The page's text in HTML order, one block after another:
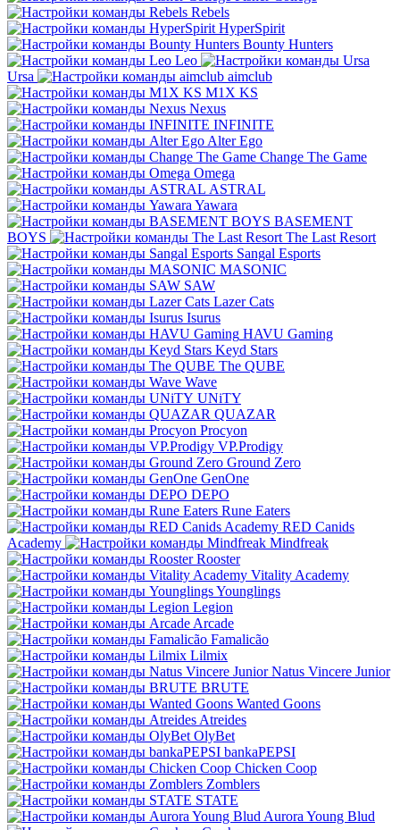
Rebels
HyperSpirit
Bounty Hunters
Leo
Ursa
aimclub
M1X KS
Nexus
INFINITE
Alter Ego
Change The Game
Omega
ASTRAL
Yawara
BASEMENT
BOYS
The Last Resort
Sangal Esports
MASONIC
SAW
Lazer Cats
Isurus
HAVU Gaming
Keyd Stars
The QUBE
Wave
UNiTY
QUAZAR
Procyon
VP.Prodigy
Ground Zero
GenOne
DEPO
Rune Eaters
RED Canids
Academy
Mindfreak
Rooster
Vitality Academy
Younglings
Legion
Arcade
Famalicão
Lilmix
Natus Vincere Junior
BRUTE
Wanted Goons
Atreides
OlyBet
bankaPEPSI
Chicken Coop
Zomblers
STATE
Aurora Young Blud